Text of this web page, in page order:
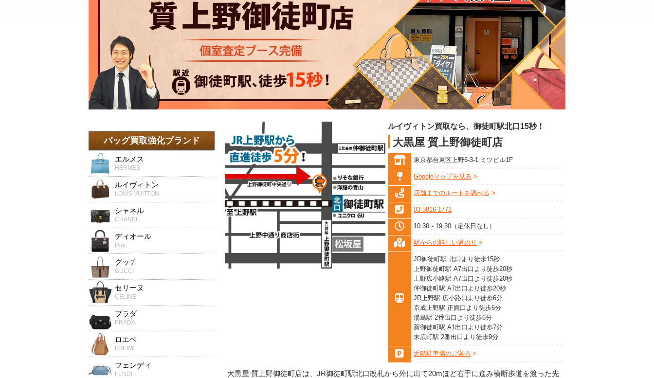
ルイヴィトン買取なら、御徒町駅北口15秒！
大黒屋 質上野御徒町店
東京都台東区上野6-3-1 ミツビル1F
Googleマップを見る
店舗までのルートを調べる
03-5816-1771
10:30～19:30（定休日なし）
駅からの詳しい道のり
JR御徒町駅 北口より徒歩15秒
上野御徒町駅 A7出口より徒歩20秒
上野広小路駅 A7出口より徒歩20秒
仲御徒町駅 A7出口より徒歩20秒
JR上野駅 広小路口より徒歩6分
京成上野駅 正面口より徒歩6分
湯島駅 2番出口より徒歩6分
新御徒町駅 A1出口より徒歩7分
末広町駅 2番出口より徒歩9分
近隣駐車場のご案内
大黒屋 質上野御徒町店は、JR御徒町駅北口改札から外に出て20mほど右手に進み横断歩道を渡った先
バッグ買取強化ブランド
エルメス
HERMES
ルイヴィトン
LOUIS VUITTON
シャネル
CHANEL
ディオール
Dior
グッチ
GUCCI
セリーヌ
CELINE
プラダ
PRADA
ロエベ
LOEWE
フェンディ
FENDI